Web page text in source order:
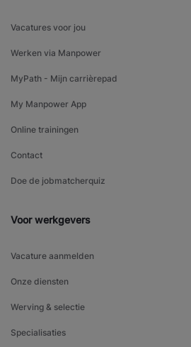
Vacatures voor jou
Werken via Manpower
MyPath - Mijn carrièrepad
My Manpower App
Online trainingen
Contact
Doe de jobmatcherquiz
Voor werkgevers
Vacature aanmelden
Onze diensten
Werving & selectie
Specialisaties